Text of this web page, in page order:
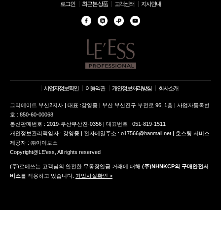
로그인 최근 본 상품 고객센터 지사안내
사업자정보확인 이용약관 개인정보처리방침 회사소개
그리에이트 부산2지사 | 대표 :강영중 | 부산 부산진구 부전로 96, 1층 | 사업자등록번
호 : 850-60-00068
통신판매번호 : 2019-부산부산진-0356 | 대표번호 : 051-819-1511
개인정보관리책임자 : 강영중 | 전자메일주소 : o17566@hanmail.net | 호스팅 서비스
제공자 : ㈜아이보스
Copyright@LE'ess, All rights reserved
(주)르에쓰는 고객님의 안전한 무통장입금 거래에 대해 (주)NHNKCP의 구매안전서
비스를 적용하고 있습니다. 가입사실확인 >